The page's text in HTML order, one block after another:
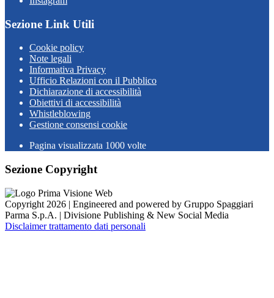
Sezione Link Utili
Cookie policy
Note legali
Informativa Privacy
Ufficio Relazioni con il Pubblico
Dichiarazione di accessibilità
Obiettivi di accessibilità
Whistleblowing
Gestione consensi cookie
Pagina visualizzata 1000 volte
Sezione Copyright
Copyright 2026 | Engineered and powered by Gruppo Spaggiari
Parma S.p.A. | Divisione Publishing & New Social Media
Disclaimer trattamento dati personali